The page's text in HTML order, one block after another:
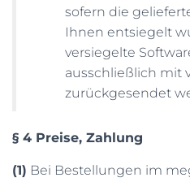
sofern die
Ihnen entsiegelt
versiegelte
ausschließlich mit
zurückgesendet
§ 4 Preise, Zahlung
(1) Bei Bestellungen im